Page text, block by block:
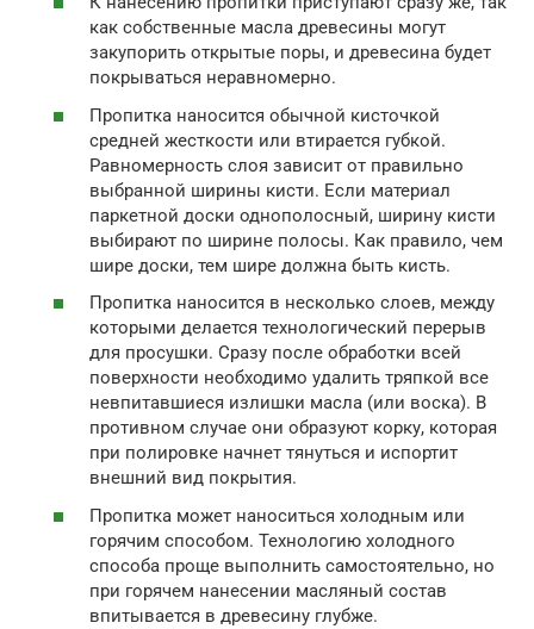
как собственные масла древесины могут
закупорить открытые поры, и древесина будет
покрываться неравномерно.
Пропитка наносится обычной кисточкой
средней жесткости или втирается губкой.
Равномерность слоя зависит от правильно
выбранной ширины кисти. Если материал
паркетной доски однополосный, ширину кисти
выбирают по ширине полосы. Как правило, чем
шире доски, тем шире должна быть кисть.
Пропитка наносится в несколько слоев, между
которыми делается технологический перерыв
для просушки. Сразу после обработки всей
поверхности необходимо удалить тряпкой все
невпитавшиеся излишки масла (или воска). В
противном случае они образуют корку, которая
при полировке начнет тянуться и испортит
внешний вид покрытия.
Пропитка может наноситься холодным или
горячим способом. Технологию холодного
способа проще выполнить самостоятельно, но
при горячем нанесении масляный состав
впитывается в древесину глубже.